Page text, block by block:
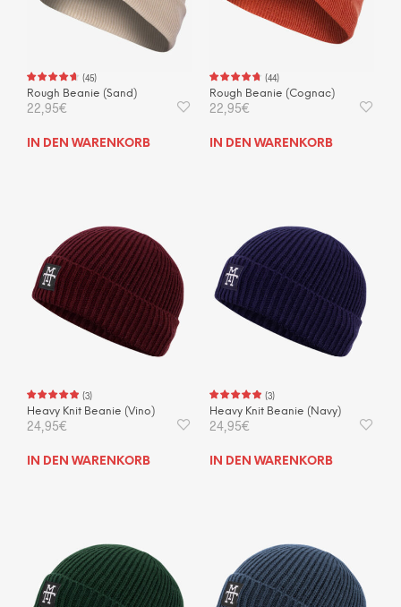
(45)
Rough Beanie (Sand)
22,95€
IN DEN WARENKORB
(44)
Rough Beanie (Cognac)
22,95€
IN DEN WARENKORB
(3)
Heavy Knit Beanie (Vino)
24,95€
IN DEN WARENKORB
(3)
Heavy Knit Beanie (Navy)
24,95€
IN DEN WARENKORB